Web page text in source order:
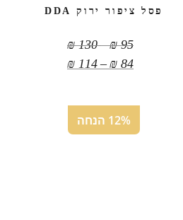
פסל ציפור ירוק DDA
₪95
–
₪130
₪ 84
–
₪ 114
12% הנחה